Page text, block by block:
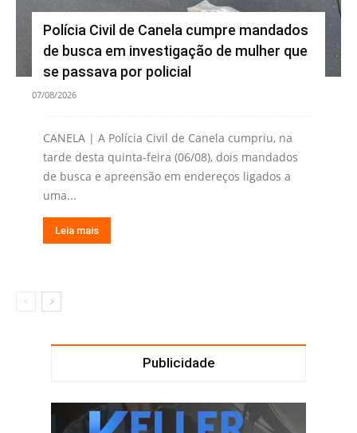
Polícia Civil de Canela cumpre mandados
de busca em investigação de mulher que
se passava por policial
07/08/2026
CANELA | A Polícia Civil de Canela cumpriu, na
tarde desta quinta-feira (06/08), dois mandados
de busca e apreensão em endereços ligados a
uma...
Leia mais
Publicidade